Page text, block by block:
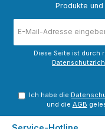
Produkte
Mail-
Diese Seite ist durch
Ich habe die
und die AGB